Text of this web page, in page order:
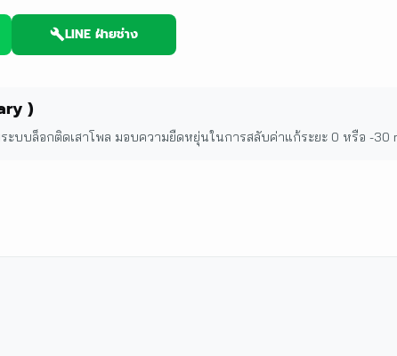
LINE ฝ่ายช่าง
)
ะบบล็อกติดเสาโพล มอบความยืดหยุ่นในการสลับค่าแก้ระยะ 0 หรือ -30